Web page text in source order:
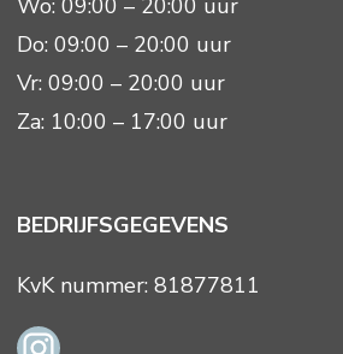
Do: 09:00 – 20:00 uur
Vr: 09:00 – 20:00 uur
Za: 10:00 – 17:00 uur
BEDRIJFSGEGEVENS
KvK nummer: 81877811